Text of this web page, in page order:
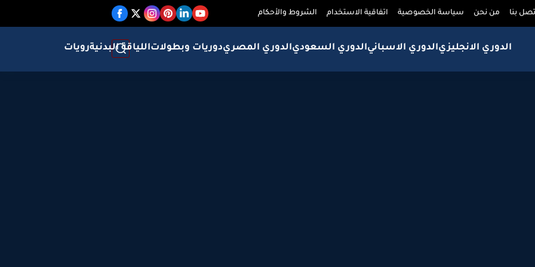
بنا من نحن سياسة الخصوصية اتفاقية الاستخدام الشروط والأحكام
الدوري الانجليزيالدوري الاسبانيالدوري السعوديالدوري المصريدوريات وبطولاتاللياقة البدنيةرويات